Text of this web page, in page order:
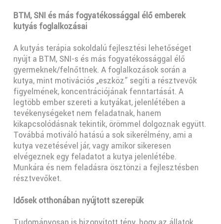
BTM, SNI és más fogyatékossággal élő emberek
kutyás foglalkozásai
A kutyás terápia sokoldalú fejlesztési lehetőséget
nyújt a BTM, SNI-s és más fogyatékossággal élő
gyermeknek/felnőttnek. A foglalkozások során a
kutya, mint motivációs „eszköz” segíti a résztvevők
figyelmének, koncentrációjának fenntartását. A
legtöbb ember szereti a kutyákat, jelenlétében a
tevékenységeket nem feladatnak, hanem
kikapcsolódásnak tekintik, örömmel dolgoznak együtt.
Továbbá motiváló hatású a sok sikerélmény, ami a
kutya vezetésével jár, vagy amikor sikeresen
elvégeznek egy feladatot a kutya jelenlétébe.
Munkára és nem feladásra ösztönzi a fejlesztésben
résztvevőket.
Idősek otthonában nyújtott szerepük